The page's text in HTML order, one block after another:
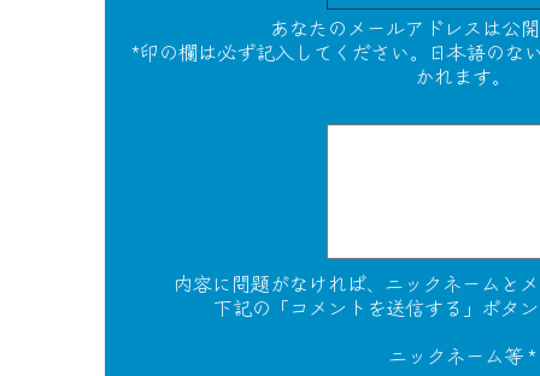
あなたのメールアドレスは公
*印の欄は必ず記入してください。日本語のな
かれます。
内容に問題がなければ、ニックネームと
下記の「コメントを送信する」ボタ
ニックネーム等*